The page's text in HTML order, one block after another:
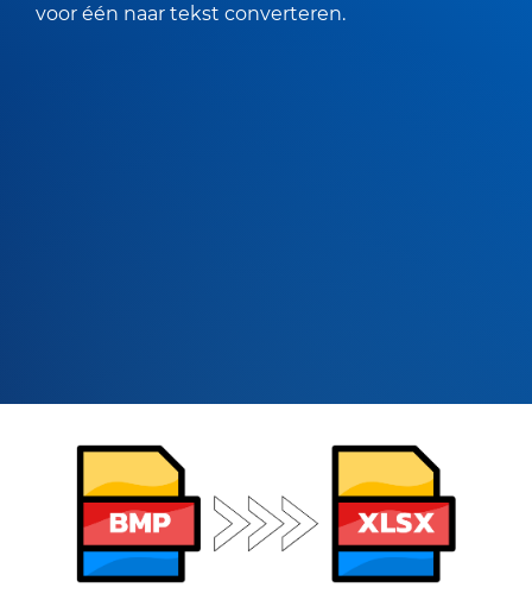
voor één naar tekst converteren.